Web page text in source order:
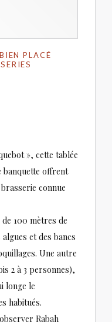
PLACÉ
», cette tablée
banquette offrent
connue
100 mètres de
et des bancs
Une autre
2 à 3 personnes),
longe le
habitués.
Rabah